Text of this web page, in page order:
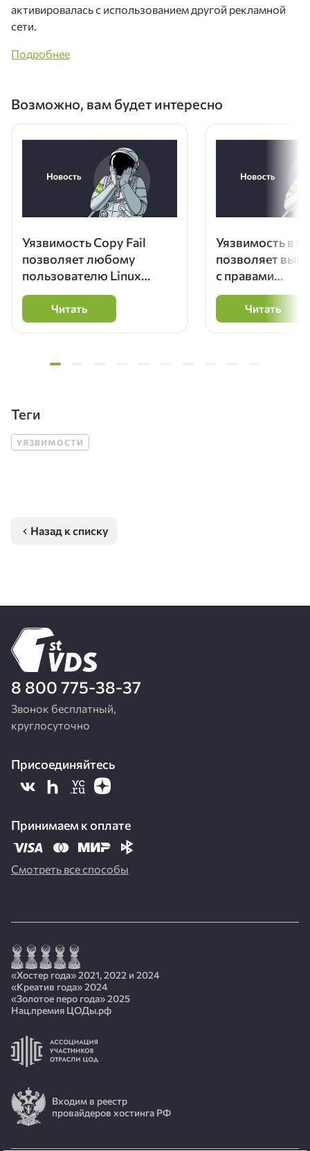
активировалась с использованием другой рекламной
сети.
Подробнее
Возможно, вам будет интересно
Уязвимость Copy Fail
позволяет любому
пользователю Linux
получить root-доступ
Читать
Уязвимость в
позволяет
с правами
серверах с Glibc
Читать
Теги
УЯЗВИМОСТИ
Назад к списку
8 800 775-38-37
Звонок бесплатный,
круглосуточно
Присоединяйтесь
Принимаем к оплате
Смотреть все способы
«Хостер года» 2021, 2022 и 2024
«Креатив года» 2024
«Золотое перо года» 2025
Нац.премия ЦОДы.рф
Входим в реестр
провайдеров хостинга РФ